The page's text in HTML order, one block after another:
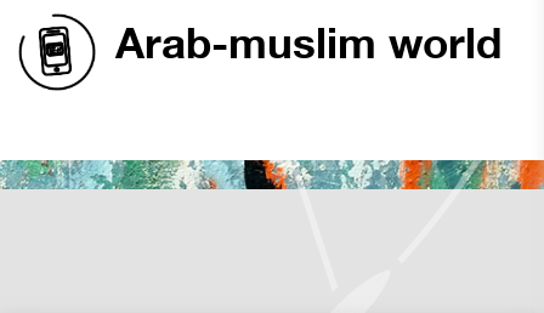
Arab-muslim world